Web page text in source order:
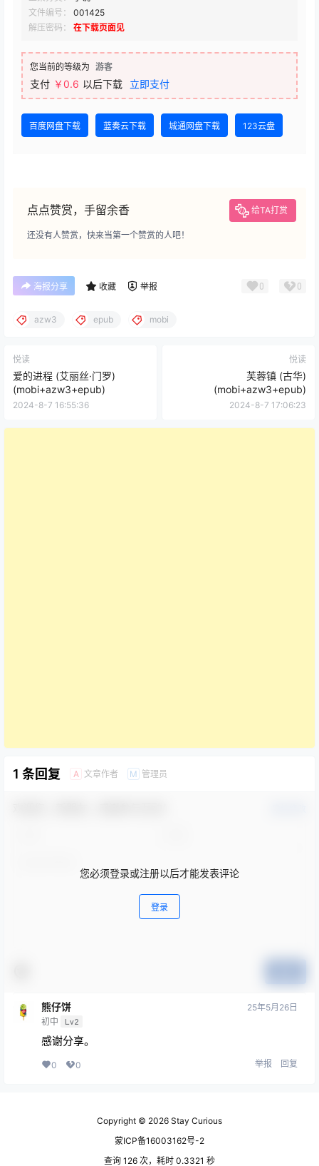
文件编号：
001425
解压密码：
在下载页面见
您当前的等级为 游客
支付 ￥0.6 以后下载 立即支付
百度网盘下载 蓝奏云下载 城通网盘下载 123云盘
点点赞赏，手留余香 给TA打赏
还没有人赞赏，快来当第一个赞赏的人吧！
海报分享 收藏 举报 0 0
azw3 epub mobi
悦读
爱的进程 (艾丽丝·门罗)
(mobi+azw3+epub)
2024-8-7 16:55:36
悦读
芙蓉镇 (古华)
(mobi+azw3+epub)
2024-8-7 17:06:23
1 条回复 A 文章作者 M 管理员
您必须登录或注册以后才能发表评论
登录
熊仔饼
初中 Lv2
25年5月26日
感谢分享。
0 0 举报 回复
Copyright © 2026 Stay Curious
蒙ICP备16003162号-2
查询 126 次，耗时 0.3321 秒